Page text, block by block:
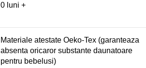
0 luni +
Materiale atestate Oeko-Tex (garanteaza
absenta oricaror substante daunatoare
pentru bebelusi)